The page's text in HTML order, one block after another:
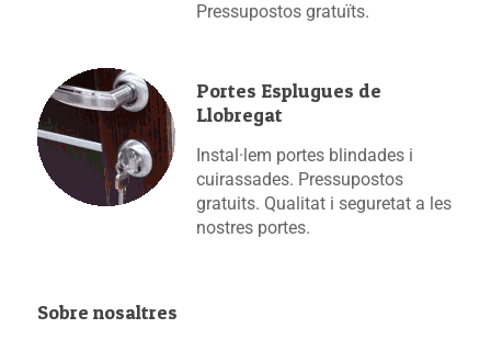
Pressupostos gratuïts.
Portes Esplugues de
Llobregat
Instal·lem portes blindades i
cuirassades. Pressupostos
gratuits. Qualitat i seguretat a les
nostres portes.
Sobre nosaltres